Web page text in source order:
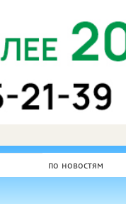
по новостям